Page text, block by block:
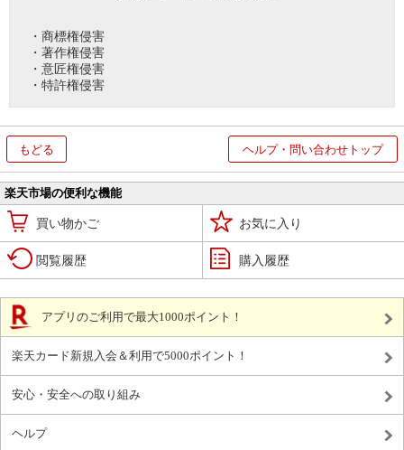
・商標権侵害
・著作権侵害
・意匠権侵害
・特許権侵害
もどる ヘルプ・問い合わせトップ
楽天市場の便利な機能
買い物かご お気に入り
閲覧履歴 購入履歴
アプリのご利用で最大1000ポイント！
楽天カード新規入会＆利用で5000ポイント！
安心・安全への取り組み
ヘルプ